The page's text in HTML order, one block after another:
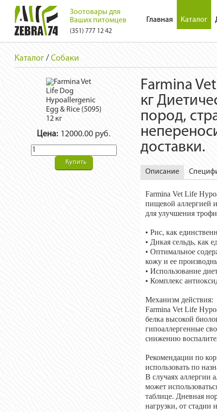
Зоотовары для
Ваших питомцев
(351) 777 12 42
Главная Каталог
Каталог / Собаки
Цена: 12000.00 руб.
Купить
Farmina
кг
пород,
доставки.
Описание
Farmina Vet Life
пищевой аллергией
для улучшения
• Рис, как
• Дикая сельдь, как
• Оптимальное
кожу и ее
• Использование
• Комплекс
Механизм действия:
Farmina Vet Life
белка высокой
гипоаллергенные
снижению
Рекомендации по
использовать по
В случаях аллергии
может
таблице. Дневная
нагрузки, от стадии